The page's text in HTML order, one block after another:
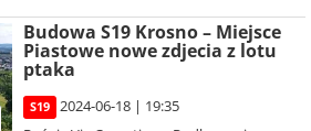
Budowa S19 Krosno – Miejsce
Piastowe nowe zdjecia z lotu
ptaka
S19
2024-06-18 | 19:35